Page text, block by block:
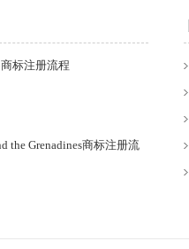
标注册流程
the Grenadines商标注册流